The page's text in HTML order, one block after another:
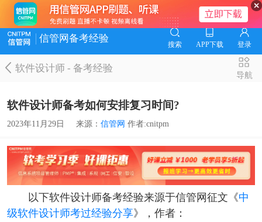
信管网备考经验
搜索 APP下载 登录
软件设计师- 备考经验
导航
软件设计师备考如何安排复习时间?
2023年11月29日 来源： 信管网 作者:cnitpm
以下软件设计师备考经验来源于信管网征文《中
级软件设计师考过经验分享》，作者：